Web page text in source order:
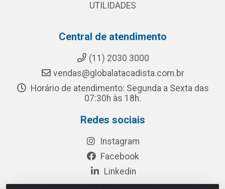
UTILIDADES
Central de atendimento
(11) 2030 3000
vendas@globalatacadista.com.br
Horário de atendimento: Segunda a Sexta das
07:30h às 18h.
Redes sociais
Instagram
Facebook
Linkedin